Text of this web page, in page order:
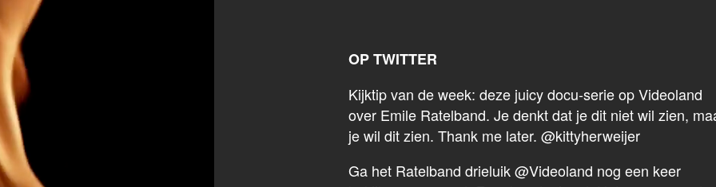
OP TWITTER
Kijktip van de week: deze juicy docu-serie op Videoland
over Emile Ratelband. Je denkt dat je dit niet wil zien,
je wil dit zien. Thank me later. @kittyherweijer
Ga het Ratelband drieluik @Videoland nog een keer